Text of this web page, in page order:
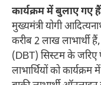
कार्यक्रम में बुलाए गए
मुख्यमंत्री योगी
करीब 2 लाख लाभार्थी
(DBT) सिस्टम के जरिए
लाभार्थियों को